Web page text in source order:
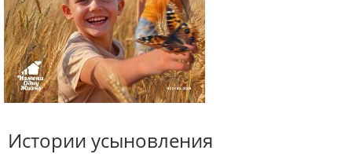
Истории усыновления